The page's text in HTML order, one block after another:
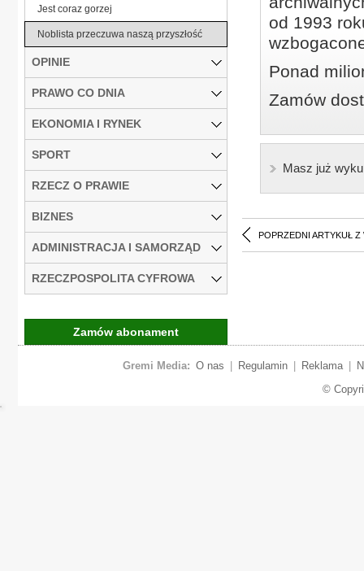
od 1993
Ponad
Zamów
Masz już
POPRZEDNI ARTYKUŁ Z
Jest coraz gorzej
Noblista przeczuwa naszą przyszłość
OPINIE
PRAWO CO DNIA
EKONOMIA I RYNEK
SPORT
RZECZ O PRAWIE
BIZNES
ADMINISTRACJA I SAMORZĄD
RZECZPOSPOLITA CYFROWA
Zamów abonament
Gremi Media: O nas Regulamin Reklama
©